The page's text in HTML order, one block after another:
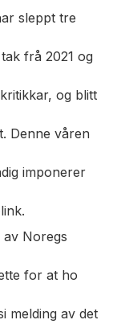
sleppt tre
frå 2021 og
og blitt
Denne våren
imponerer
av Noregs
for at ho
melding av det